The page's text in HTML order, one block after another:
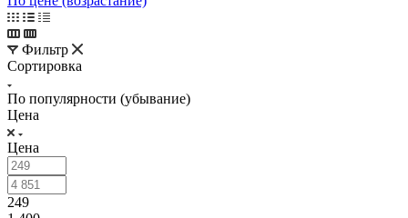
Фильтр
Сортировка
По популярности (убывание)
Цена
Цена
249